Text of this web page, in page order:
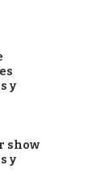
y
show
y